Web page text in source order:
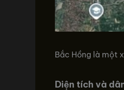
Bắc Hồng là một
Diện tích và